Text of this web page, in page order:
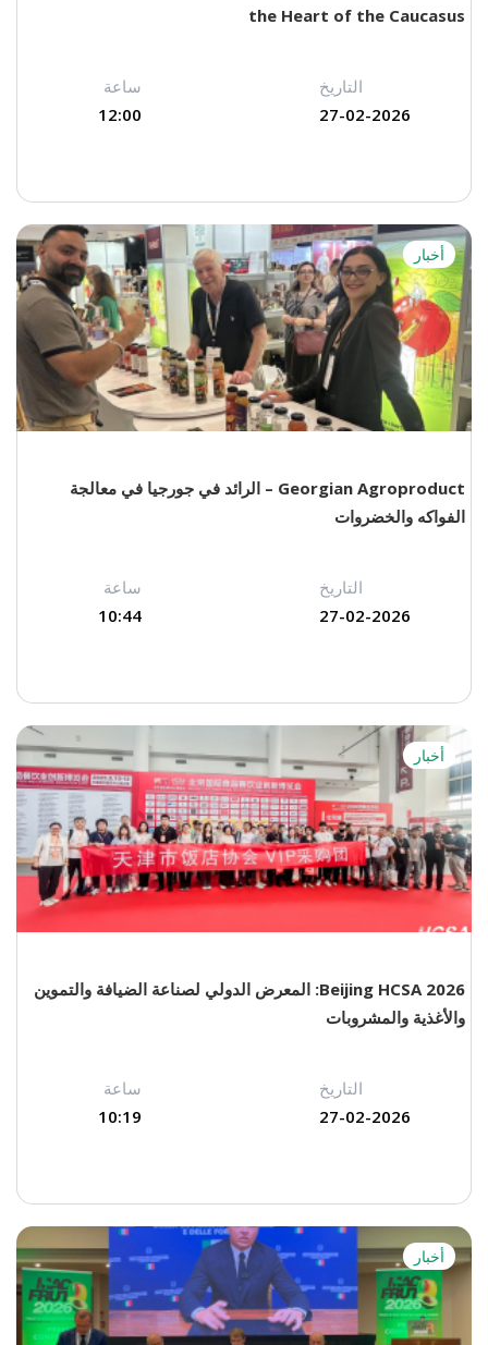
the Heart of the Caucasus
التاريخ
ساعة
27-02-2026
12:00
أخبار
Georgian Agroproduct – الرائد في جورجيا في معالجة
الفواكه والخضروات
التاريخ
ساعة
27-02-2026
10:44
أخبار
Beijing HCSA 2026: المعرض الدولي لصناعة الضيافة والتموين
والأغذية والمشروبات
التاريخ
ساعة
27-02-2026
10:19
أخبار